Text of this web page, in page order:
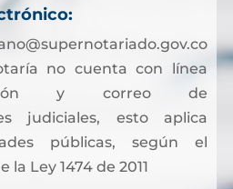
no cuenta con línea
y correo de
judiciales, esto aplica
públicas, según el
la Ley 1474 de 2011